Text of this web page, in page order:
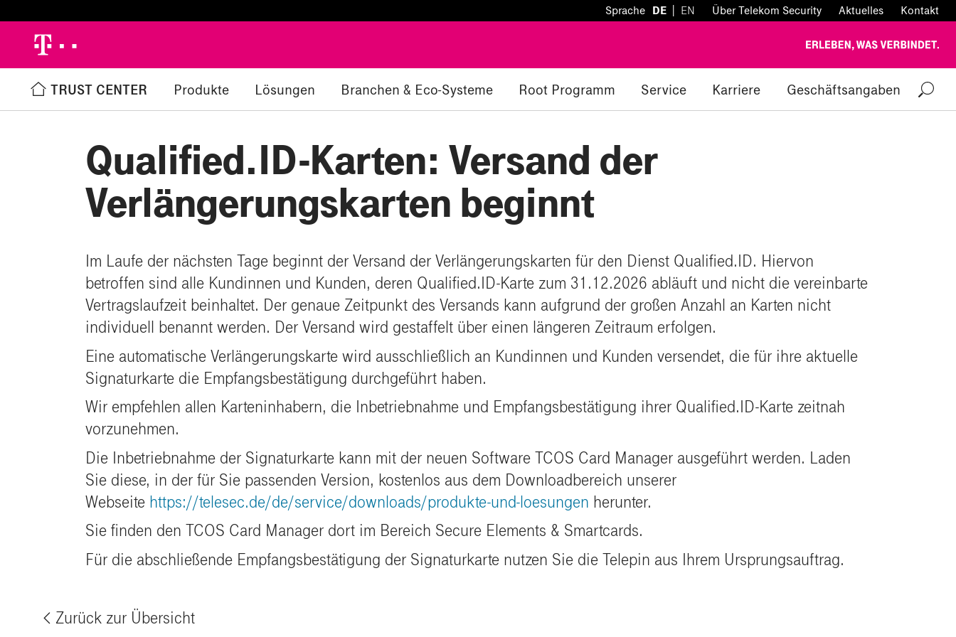
Sprache DE EN Über Telekom Security Aktuelles Kontakt
h TRUST CENTER Produkte Lösungen Branchen & Eco-Systeme Root Programm Service Karriere Geschäftsangaben
Qualified.ID-Karten: Versand der
Verlängerungskarten beginnt
Im Laufe der nächsten Tage beginnt der Versand der Verlängerungskarten für den Dienst Qualified.ID. Hiervon
betroffen sind alle Kundinnen und Kunden, deren Qualified.ID-Karte zum 31.12.2026 abläuft und nicht die vereinbarte
Vertragslaufzeit beinhaltet. Der genaue Zeitpunkt des Versands kann aufgrund der großen Anzahl an Karten nicht
individuell benannt werden. Der Versand wird gestaffelt über einen längeren Zeitraum erfolgen.
Eine automatische Verlängerungskarte wird ausschließlich an Kundinnen und Kunden versendet, die für ihre aktuelle
Signaturkarte die Empfangsbestätigung durchgeführt haben.
Wir empfehlen allen Karteninhabern, die Inbetriebnahme und Empfangsbestätigung ihrer Qualified.ID-Karte zeitnah
vorzunehmen.
Die Inbetriebnahme der Signaturkarte kann mit der neuen Software TCOS Card Manager ausgeführt werden. Laden
Sie diese, in der für Sie passenden Version, kostenlos aus dem Downloadbereich unserer
Webseite https://telesec.de/de/service/downloads/produkte-und-loesungen herunter.
Sie finden den TCOS Card Manager dort im Bereich Secure Elements & Smartcards.
Für die abschließende Empfangsbestätigung der Signaturkarte nutzen Sie die Telepin aus Ihrem Ursprungsauftrag.
% Zurück zur Übersicht